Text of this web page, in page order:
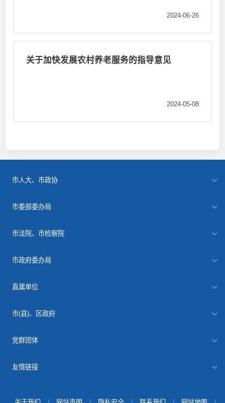
2024-06-26
关于加快发展农村养老服务的指导意见
2024-05-08
市人大、市政协
市委部委办局
市法院、市检察院
市政府委办局
直属单位
市(县)、区政府
党群团体
友情链接